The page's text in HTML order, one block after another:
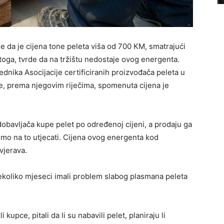
da je cijena tone peleta viša od 700 KM, smatrajući
tvrde da na tržištu nedostaje ovog energenta.
Asocijacije certificiranih proizvođača peleta u
prema njegovim riječima, spomenuta cijena je
kupe pelet po određenoj cijeni, a prodaju ga
na to utjecati. Cijena ovog energenta kod
mjeseci imali problem slabog plasmana peleta
kupce, pitali da li su nabavili pelet, planiraju li